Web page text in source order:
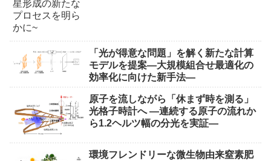
「光が得意な問題」を解く新たな計算
モデルを提案―大規模組合せ最適化の
効率化に向けた新手法―
原子を流しながら「休まず時を測る」
光格子時計へ ―連続する原子の流れか
ら1.2ヘルツ幅の分光を実証―
環境フレンドリーな微生物由来窒素肥